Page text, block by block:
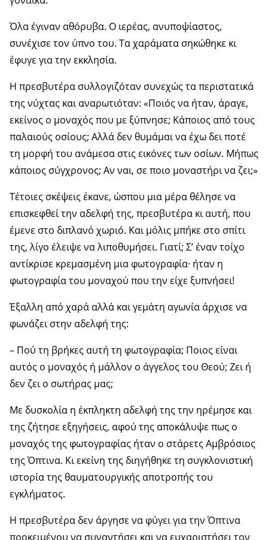
Όλα έγιναν αθόρυβα. Ο ιερέας, ανυποψίαστος,
συνέχισε τον ύπνο του. Τα χαράματα σηκώθηκε κι
έφυγε για την εκκλησία.
Η πρεσβυτέρα συλλογιζόταν συνεχώς τα περιστατικά
της νύχτας και αναρωτιόταν: «Ποιός να ήταν, άραγε,
εκείνος ο μοναχός που με ξύπνησε; Κάποιος από τους
παλαιούς οσίους; Αλλά δεν θυμάμαι να έχω δει ποτέ
τη μορφή του ανάμεσα στις εικόνες των οσίων. Μήπως
κάποιος σύγχρονος; Αν ναι, σε ποιο μοναστήρι να ζει;»
Τέτοιες σκέψεις έκανε, ώσπου μια μέρα θέλησε να
επισκεφθεί την αδελφή της, πρεσβυτέρα κι αυτή, που
έμενε στο διπλανό χωριό. Και μόλις μπήκε στο σπίτι
της, λίγο έλειψε να λιποθυμήσει. Γιατί; Σ’ έναν τοίχο
αντίκρισε κρεμασμένη μια φωτογραφία· ήταν η
φωτογραφία του μοναχού που την είχε ξυπνήσει!
Έξαλλη από χαρά αλλά και γεμάτη αγωνία άρχισε να
φωνάζει στην αδελφή της:
– Πού τη βρήκες αυτή τη φωτογραφία; Ποιος είναι
αυτός ο μοναχός ή μάλλον ο άγγελος του Θεού; Ζει ή
δεν ζει ο σωτήρας μας;
Με δυσκολία η έκπληκτη αδελφή της την ηρέμησε και
της ζήτησε εξηγήσεις, αφού της αποκάλυψε πως ο
μοναχός της φωτογραφίας ήταν ο στάρετς Αμβρόσιος
της Όπτινα. Κι εκείνη της διηγήθηκε τη συγκλονιστική
ιστορία της θαυματουργικής αποτροπής του
εγκλήματος.
Η πρεσβυτέρα δεν άργησε να φύγει για την Όπτινα
προκειμένου να συναντήσει και να ευχαριστήσει τον